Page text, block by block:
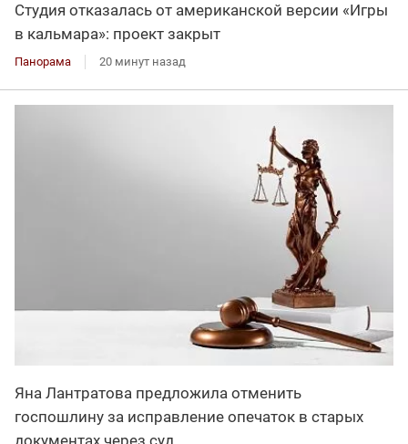
Студия отказалась от американской версии «Игры
в кальмара»: проект закрыт
Панорама 20 минут назад
Яна Лантратова предложила отменить
госпошлину за исправление опечаток в старых